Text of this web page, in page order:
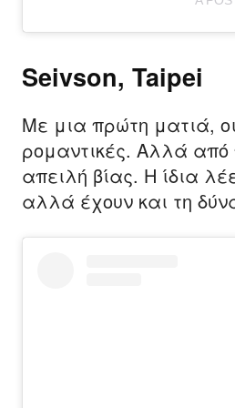
Seivson, Taipei
Με μια πρώτη ματιά,
ρομαντικές. Αλλά από
απειλή βίας. Η ίδια
αλλά έχουν και τη